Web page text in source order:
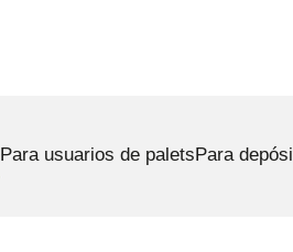
Para usuarios de paletsPara